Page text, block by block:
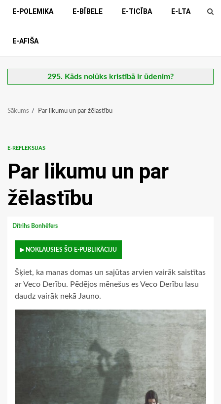
E-POLEMIKA E-BĪBELE E-TICĪBA E-LTA
E-AFIŠA
295. Kāds nolūks kristībā ir ūdenim?
Sākums Par likumu un par žēlastību
E-REFLEKSIJAS
Par likumu un par
žēlastību
Dītrihs Bonhēfers
▶ NOKLAUSIES ŠO E-PUBLIKĀCIJU
Šķiet, ka manas domas un sajūtas arvien vairāk saistītas
ar Veco Derību. Pēdējos mēnešus es Veco Derību lasu
daudz vairāk nekā Jauno.